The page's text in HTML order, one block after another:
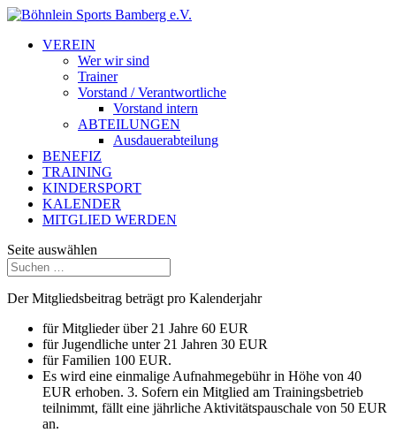
VEREIN
Wer wir sind
Trainer
Vorstand / Verantwortliche
Vorstand intern
ABTEILUNGEN
Ausdauerabteilung
BENEFIZ
TRAINING
KINDERSPORT
KALENDER
MITGLIED WERDEN
Seite auswählen
Der Mitgliedsbeitrag beträgt pro Kalenderjahr
für Mitglieder über 21 Jahre 60 EUR
für Jugendliche unter 21 Jahren 30 EUR
für Familien 100 EUR.
Es wird eine einmalige Aufnahmegebühr in Höhe von 40
EUR erhoben. 3. Sofern ein Mitglied am Trainingsbetrieb
teilnimmt, fällt eine jährliche Aktivitätspauschale von 50 EUR
an.